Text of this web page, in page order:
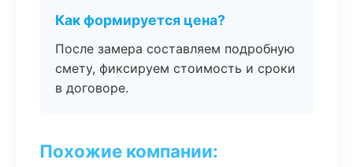
Как формируется цена?
После замера составляем подробную
смету, фиксируем стоимость и сроки
в договоре.
Похожие компании: